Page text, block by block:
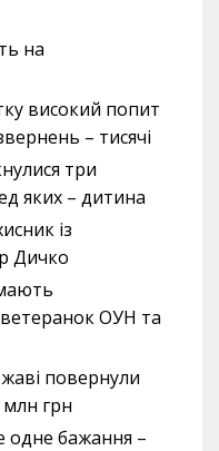
на
високий попит
– тисячі
три
яких – дитина
із
Дичко
ОУН та
повернули
грн
одне бажання –